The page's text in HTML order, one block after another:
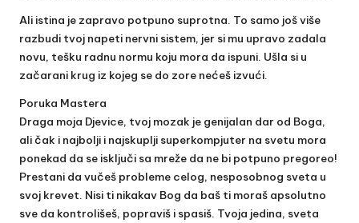
Ali istina je zapravo potpuno suprotna. To samo još više
razbudi tvoj napeti nervni sistem, jer si mu upravo zadala
novu, tešku radnu normu koju mora da ispuni. Ušla si u
začarani krug iz kojeg se do zore nećeš izvući.
Poruka Mastera
Draga moja Djevice, tvoj mozak je genijalan dar od Boga,
ali čak i najbolji i najskuplji superkompjuter na svetu mora
ponekad da se isključi sa mreže da ne bi potpuno pregoreo!
Prestani da vučeš probleme celog, nesposobnog sveta u
svoj krevet. Nisi ti nikakav Bog da baš ti moraš apsolutno
sve da kontrolišeš, popraviš i spasiš. Tvoja jedina, sveta